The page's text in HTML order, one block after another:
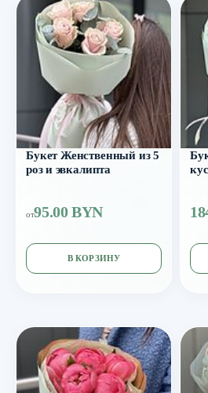
Букет Женственный из 5
роз и эвкалипта
от95.00 BYN
В КОРЗИНУ